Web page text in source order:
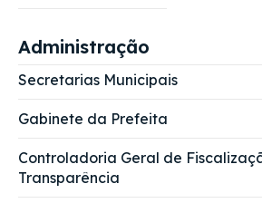
Administração
Secretarias Municipais
Gabinete da Prefeita
Controladoria Geral de
Transparência